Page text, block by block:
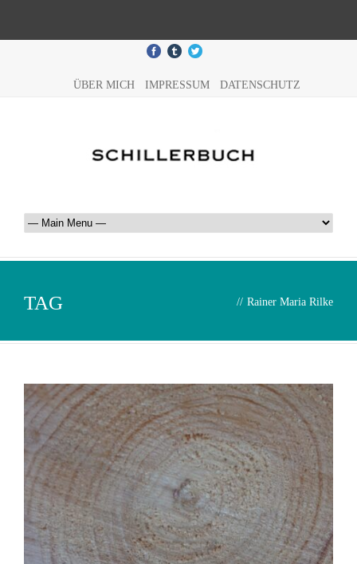
ÜBER MICH IMPRESSUM DATENSCHUTZ
TAG // Rainer Maria Rilke